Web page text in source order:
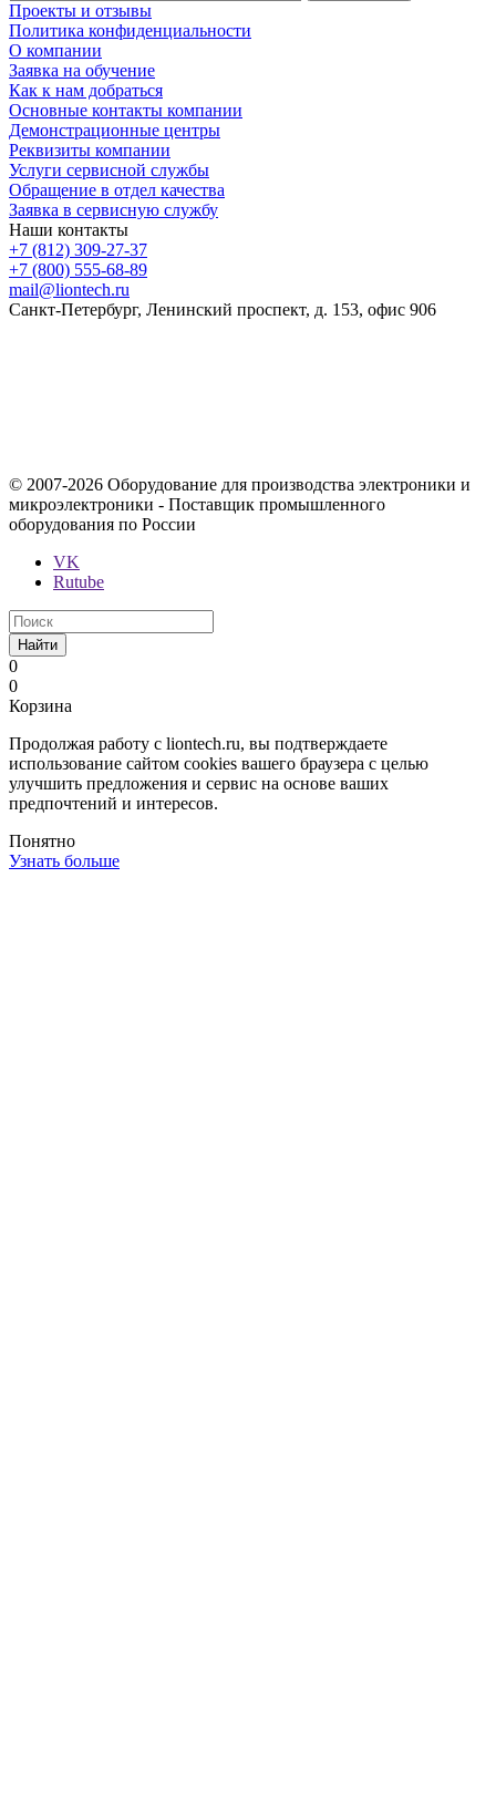
Проекты и отзывы
Политика конфиденциальности
О компании
Заявка на обучение
Как к нам добраться
Основные контакты компании
Демонстрационные центры
Реквизиты компании
Услуги сервисной службы
Обращение в отдел качества
Заявка в сервисную службу
Наши контакты
+7 (812) 309-27-37
+7 (800) 555-68-89
mail@liontech.ru
Санкт-Петербург, Ленинский проспект, д. 153, офис 906
© 2007-2026 Оборудование для производства электроники и
микроэлектроники - Поставщик промышленного
оборудования по России
VK
Rutube
Найти
0
0
Корзина
Продолжая работу с liontech.ru, вы подтверждаете
использование сайтом cookies вашего браузера с целью
улучшить предложения и сервис на основе ваших
предпочтений и интересов.
Понятно
Узнать больше